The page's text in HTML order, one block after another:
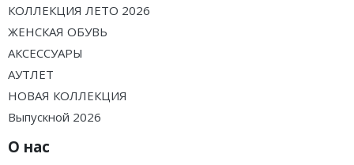
КОЛЛЕКЦИЯ ЛЕТО 2026
ЖЕНСКАЯ ОБУВЬ
АКСЕССУАРЫ
АУТЛЕТ
НОВАЯ КОЛЛЕКЦИЯ
Выпускной 2026
О нас